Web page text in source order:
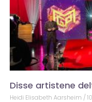
Disse artistene
Heidi Elisabeth Aarsheim